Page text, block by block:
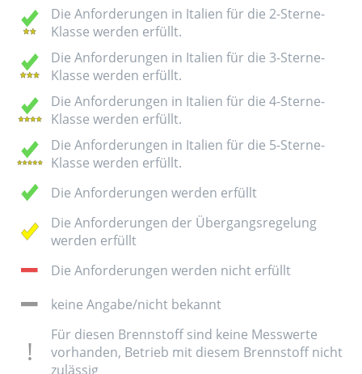
Die Anforderungen in Italien für die 2-Sterne-
Klasse werden erfüllt.
Die Anforderungen in Italien für die 3-Sterne-
Klasse werden erfüllt.
Die Anforderungen in Italien für die 4-Sterne-
Klasse werden erfüllt.
Die Anforderungen in Italien für die 5-Sterne-
Klasse werden erfüllt.
Die Anforderungen werden erfüllt
Die Anforderungen der Übergangsregelung
werden erfüllt
Die Anforderungen werden nicht erfüllt
keine Angabe/nicht bekannt
Für diesen Brennstoff sind keine Messwerte
vorhanden, Betrieb mit diesem Brennstoff nicht
zulässig